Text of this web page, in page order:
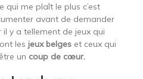
qui me plaît le plus c’est
avant de demander
il y a tellement de jeux qui
les jeux belges et ceux qui
un coup de cœur.